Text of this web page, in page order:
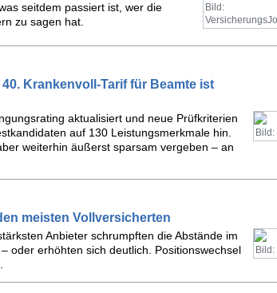
Bild:
seitdem passiert ist, wer die
zu sagen hat.
Krankenvoll-Tarif für Beamte ist
aktualisiert und neue Prüfkriterien
auf 130 Leistungsmerkmale hin.
weiterhin äußerst sparsam vergeben – an
meisten Vollversicherten
Anbieter schrumpften die Abstände im
oder erhöhten sich deutlich. Positionswechsel